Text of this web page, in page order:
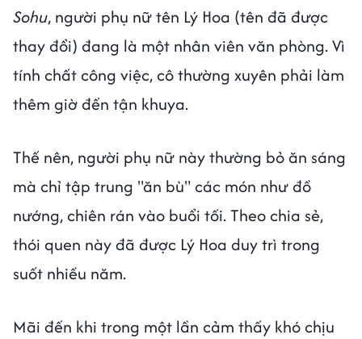
Sohu, người phụ nữ tên Lý Hoa (tên đã được
thay đổi) đang là một nhân viên văn phòng. Vì
tính chất công việc, cô thường xuyên phải làm
thêm giờ đến tận khuya.
Thế nên, người phụ nữ này thường bỏ ăn sáng
mà chỉ tập trung "ăn bù" các món như đồ
nướng, chiên rán vào buổi tối. Theo chia sẻ,
thói quen này đã được Lý Hoa duy trì trong
suốt nhiều năm.
Mãi đến khi trong một lần cảm thấy khó chịu